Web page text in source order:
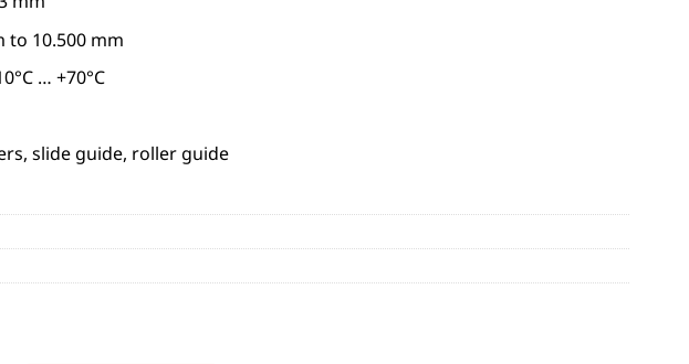
to 10.500 mm
… +70°C
slide guide, roller guide